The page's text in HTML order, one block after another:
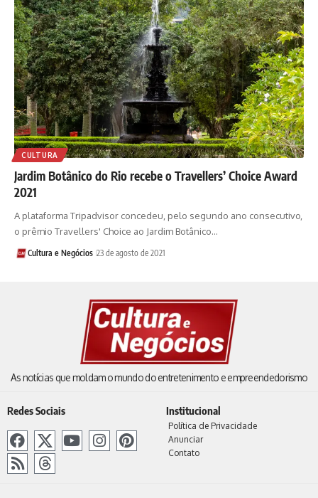
CULTURA
Jardim Botânico do Rio recebe o Travellers’ Choice Award
2021
A plataforma Tripadvisor concedeu, pelo segundo ano consecutivo,
o prêmio Travellers' Choice ao Jardim Botânico…
Cultura e Negócios 23 de agosto de 2021
As notícias que moldam o mundo do entretenimento e empreendedorismo
Redes Sociais Institucional
Política de Privacidade
Anunciar
Contato